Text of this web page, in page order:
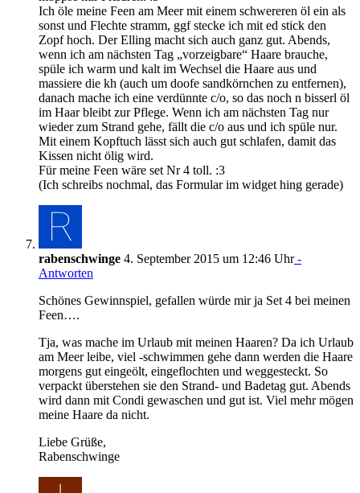
Ich öle meine Feen am Meer mit einem schwereren öl ein als
sonst und Flechte stramm, ggf stecke ich mit ed stick den
Zopf hoch. Der Elling macht sich auch ganz gut. Abends,
wenn ich am nächsten Tag „vorzeigbare“ Haare brauche,
spüle ich warm und kalt im Wechsel die Haare aus und
massiere die kh (auch um doofe sandkörnchen zu entfernen),
danach mache ich eine verdünnte c/o, so das noch n bisserl öl
im Haar bleibt zur Pflege. Wenn ich am nächsten Tag nur
wieder zum Strand gehe, fällt die c/o aus und ich spüle nur.
Mit einem Kopftuch lässt sich auch gut schlafen, damit das
Kissen nicht ölig wird.
Für meine Feen wäre set Nr 4 toll. :3
(Ich schreibs nochmal, das Formular im widget hing gerade)
rabenschwinge 4. September 2015 um 12:46 Uhr-
Antworten
Schönes Gewinnspiel, gefallen würde mir ja Set 4 bei meinen
Feen….
Tja, was mache im Urlaub mit meinen Haaren? Da ich Urlaub
am Meer leibe, viel -schwimmen gehe dann werden die Haare
morgens gut eingeölt, eingeflochten und weggesteckt. So
verpackt überstehen sie den Strand- und Badetag gut. Abends
wird dann mit Condi gewaschen und gut ist. Viel mehr mögen
meine Haare da nicht.
Liebe Grüße,
Rabenschwinge